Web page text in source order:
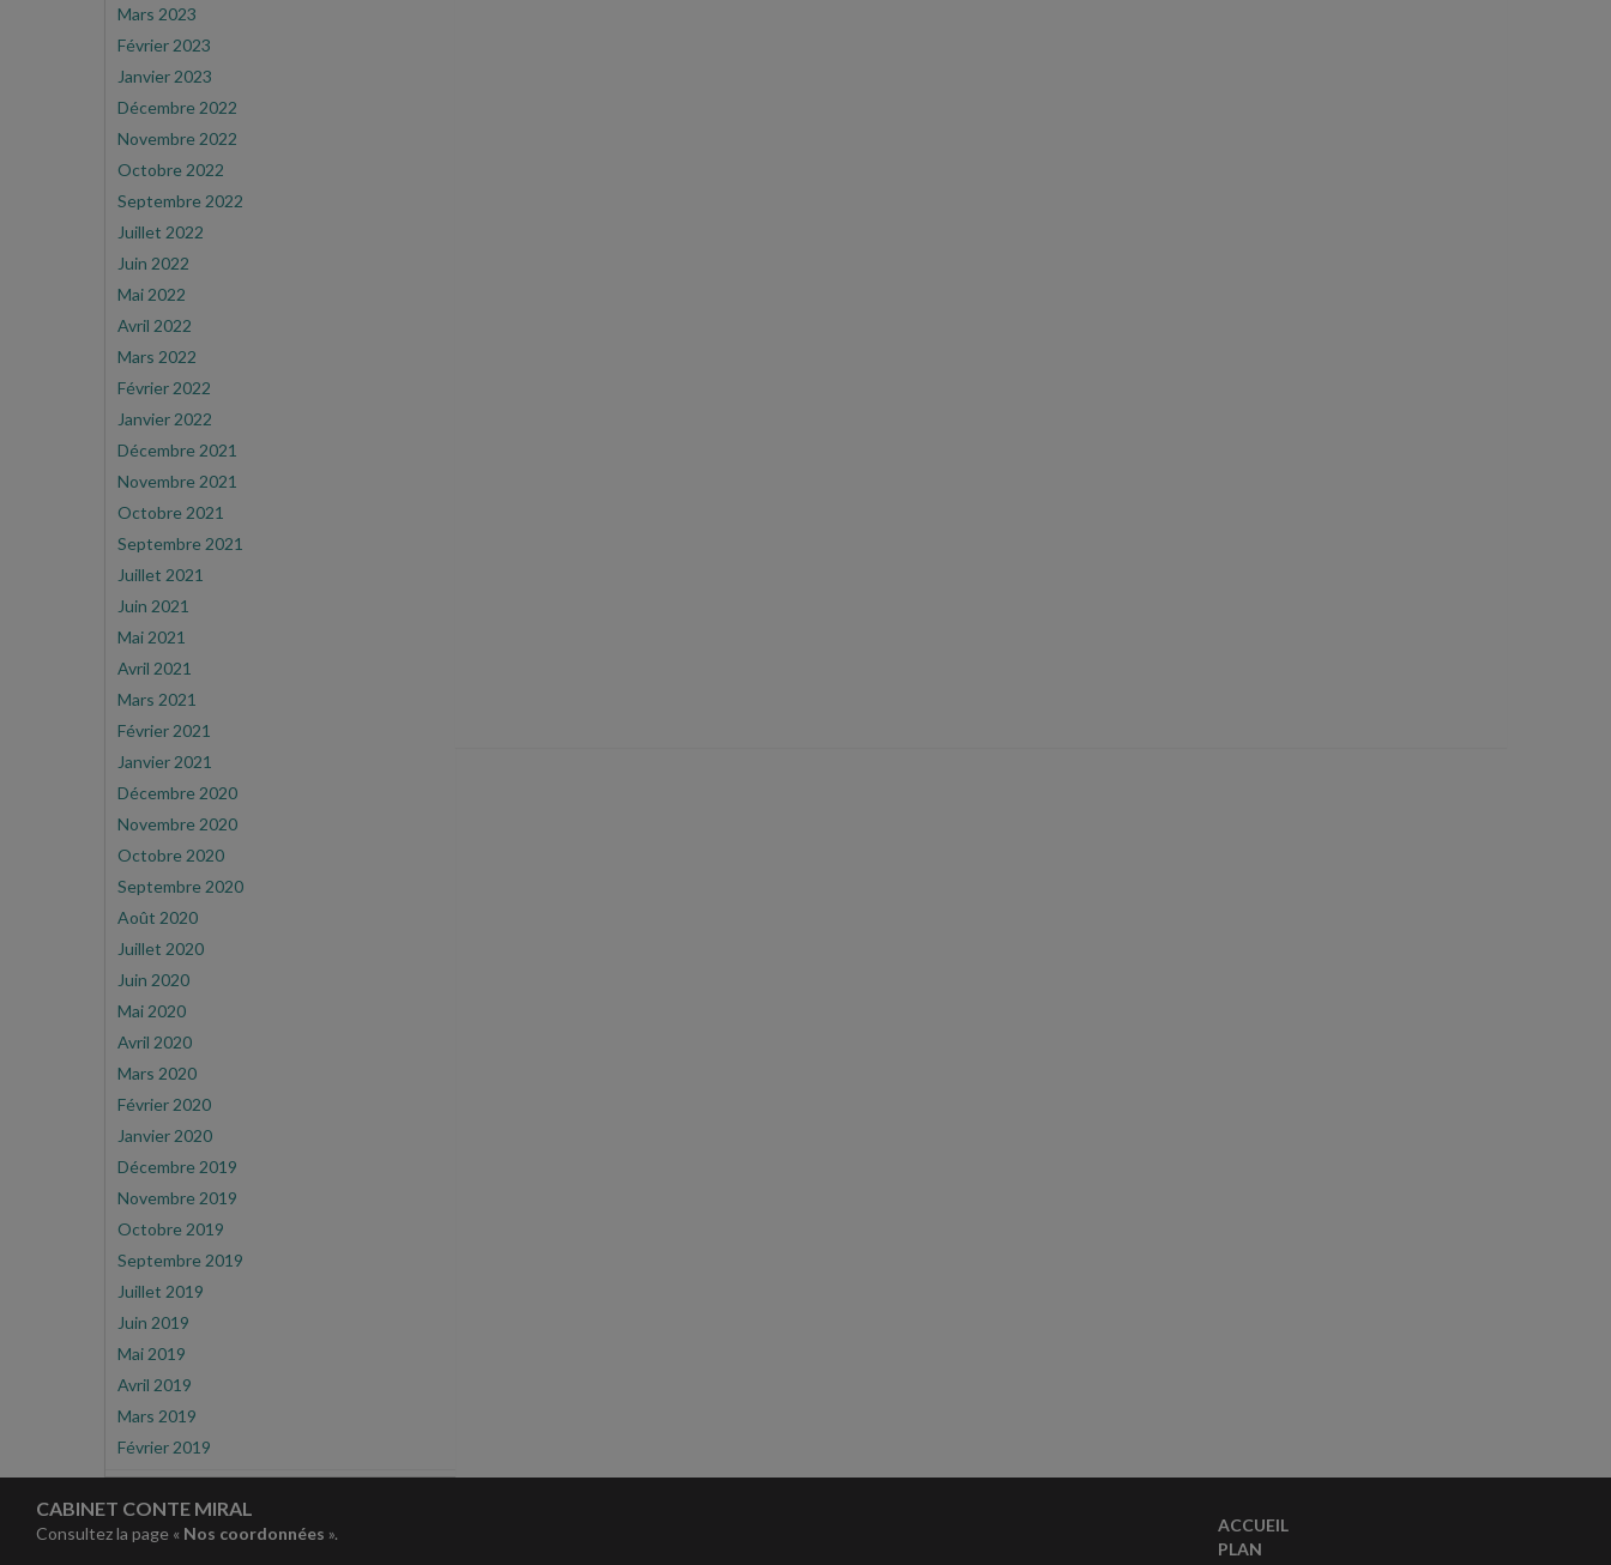
Mars 2023
Février 2023
Janvier 2023
Décembre 2022
Novembre 2022
Octobre 2022
Septembre 2022
Juillet 2022
Juin 2022
Mai 2022
Avril 2022
Mars 2022
Février 2022
Janvier 2022
Décembre 2021
Novembre 2021
Octobre 2021
Septembre 2021
Juillet 2021
Juin 2021
Mai 2021
Avril 2021
Mars 2021
Février 2021
Janvier 2021
Décembre 2020
Novembre 2020
Octobre 2020
Septembre 2020
Août 2020
Juillet 2020
Juin 2020
Mai 2020
Avril 2020
Mars 2020
Février 2020
Janvier 2020
Décembre 2019
Novembre 2019
Octobre 2019
Septembre 2019
Juillet 2019
Juin 2019
Mai 2019
Avril 2019
Mars 2019
Février 2019
CABINET CONTE MIRAL
Consultez la page « Nos coordonnées ».
ACCUEIL
PLAN